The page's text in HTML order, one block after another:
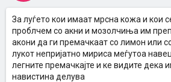
За луѓето кои имаат мрсна кожа и кои
проблчем со акни и мозолчиња им
акони да ги премачкаат со лимон или
лукот непријатно мириса меѓутоа
легните премачкајте и ке видите дека
навистина делува